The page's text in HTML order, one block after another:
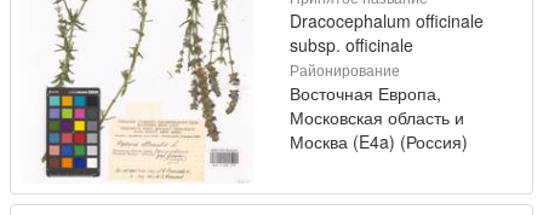
Dracocephalum officinale
subsp. officinale
Районирование
Восточная Европа,
Московская область и
Москва (E4a) (Россия)